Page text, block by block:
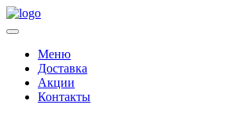
Меню
Доставка
Акции
Контакты